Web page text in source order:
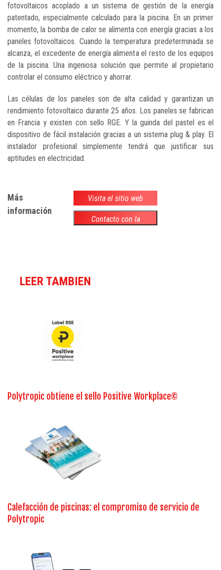
fotovoltaicos acoplado a un sistema de gestión de la energía
patentado, especialmente calculado para la piscina. En un primer
momento, la bomba de calor se alimenta con energía gracias a los
paneles fotovoltaicos. Cuando la temperatura predeterminada se
alcanza, el excedente de energía alimenta el resto de los equipos
de la piscina. Una ingeniosa solución que permite al propietario
controlar el consumo eléctrico y ahorrar.
Las células de los paneles son de alta calidad y garantizan un
rendimiento fotovoltaico durante 25 años. Los paneles se fabrican
en Francia y existen con sello RGE. Y la guinda del pastel es el
dispositivo de fácil instalación gracias a un sistema plug & play. El
instalador profesional simplemente tendrá que justificar sus
aptitudes en electricidad.
Más
información
Visita el sitio web
Contacto con la
LEER TAMBIEN
Polytropic obtiene el sello Positive Workplace©
Calefacción de piscinas: el compromiso de servicio de
Polytropic